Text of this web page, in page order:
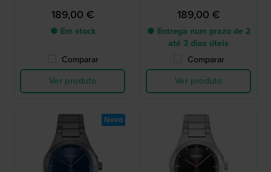
189,00 €
● Em stock
Comparar
Ver produto
189,00 €
● Entrega num prazo de 2
até 3 dias úteis
Comparar
Ver produto
Novo